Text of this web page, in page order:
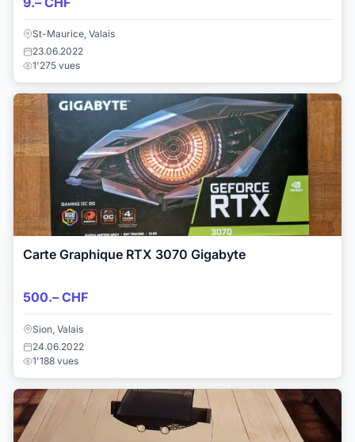
St-Maurice, Valais
23.06.2022
1'275 vues
Carte Graphique RTX 3070 Gigabyte
500.– CHF
Sion, Valais
24.06.2022
1'188 vues